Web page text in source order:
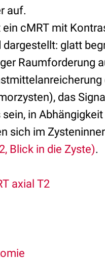
auf.
ein cMRT mit
dargestellt: glatt
Raumforderung
das
in
sich im
Blick in die Zyste).
axial T2